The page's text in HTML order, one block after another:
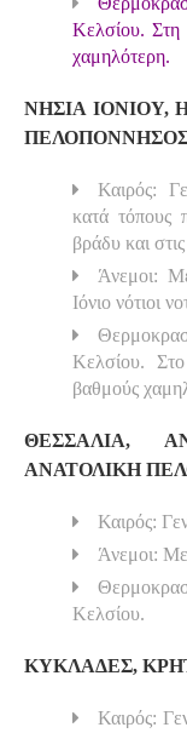
Κελσίου. Στη
χαμηλότερη.
ΝΗΣΙΑ ΙΟΝΙΟΥ,
Καιρός:
κατά τόπους
βράδυ και
Άνεμοι:
Ιόνιο νότιοι
Κελσίου.
βαθμούς
ΘΕΣΣΑΛΙΑ,
ΑΝΑΤΟΛΙΚΗ
Καιρός:
Άνεμοι:
Κελσίου.
ΚΥΚΛΑΔΕΣ,
Καιρός: